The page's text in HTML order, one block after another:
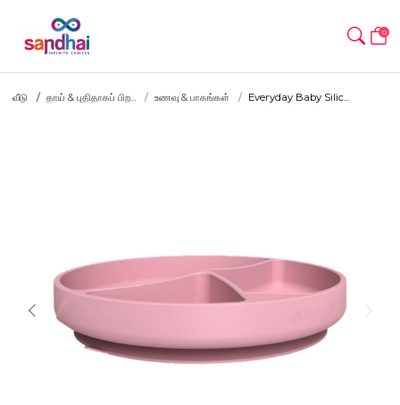
0
வீடு தாய் & புதிதாகப் பிற... உணவு & பாகங்கள் Everyday Baby Silic...